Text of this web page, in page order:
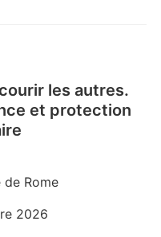
les autres.
et protection
de Rome
2026